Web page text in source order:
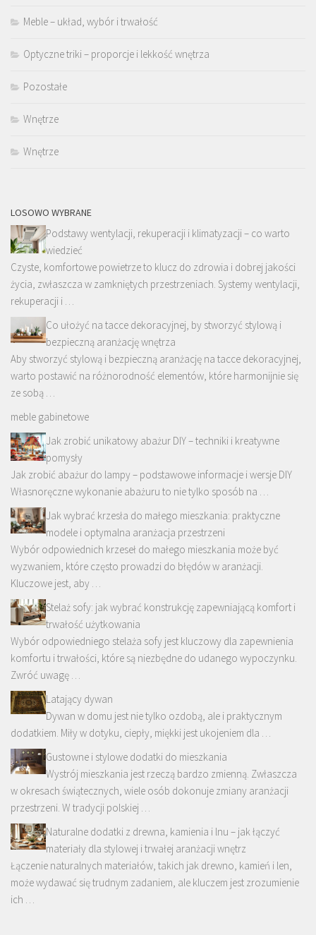
Meble – układ, wybór i trwałość
Optyczne triki – proporcje i lekkość wnętrza
Pozostałe
Wnętrze
Wnętrze
LOSOWO WYBRANE
Podstawy wentylacji, rekuperacji i klimatyzacji – co warto
wiedzieć
Czyste, komfortowe powietrze to klucz do zdrowia i dobrej jakości
życia, zwłaszcza w zamkniętych przestrzeniach. Systemy wentylacji,
rekuperacji i …
Co ułożyć na tacce dekoracyjnej, by stworzyć stylową i
bezpieczną aranżację wnętrza
Aby stworzyć stylową i bezpieczną aranżację na tacce dekoracyjnej,
warto postawić na różnorodność elementów, które harmonijnie się
ze sobą …
meble gabinetowe
Jak zrobić unikatowy abażur DIY – techniki i kreatywne
pomysły
Jak zrobić abażur do lampy – podstawowe informacje i wersje DIY
Własnoręczne wykonanie abażuru to nie tylko sposób na …
Jak wybrać krzesła do małego mieszkania: praktyczne
modele i optymalna aranżacja przestrzeni
Wybór odpowiednich krzeseł do małego mieszkania może być
wyzwaniem, które często prowadzi do błędów w aranżacji.
Kluczowe jest, aby …
Stelaż sofy: jak wybrać konstrukcję zapewniającą komfort i
trwałość użytkowania
Wybór odpowiedniego stelaża sofy jest kluczowy dla zapewnienia
komfortu i trwałości, które są niezbędne do udanego wypoczynku.
Zwróć uwagę …
Latający dywan
Dywan w domu jest nie tylko ozdobą, ale i praktycznym
dodatkiem. Miły w dotyku, ciepły, miękki jest ukojeniem dla …
Gustowne i stylowe dodatki do mieszkania
Wystrój mieszkania jest rzeczą bardzo zmienną. Zwłaszcza
w okresach świątecznych, wiele osób dokonuje zmiany aranżacji
przestrzeni. W tradycji polskiej …
Naturalne dodatki z drewna, kamienia i lnu – jak łączyć
materiały dla stylowej i trwałej aranżacji wnętrz
Łączenie naturalnych materiałów, takich jak drewno, kamień i len,
może wydawać się trudnym zadaniem, ale kluczem jest zrozumienie
ich …